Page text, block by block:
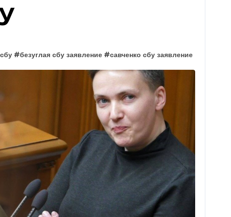
#безуглая сбу заявление #савченко сбу заявление